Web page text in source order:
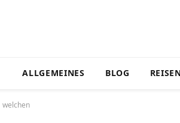
ALLGEMEINES BLOG
welchen